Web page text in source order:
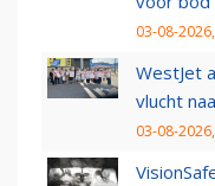
03-08-
WestJet
vlucht
03-08-